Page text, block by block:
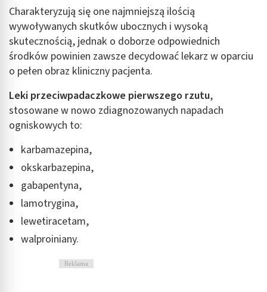
Charakteryzują się one najmniejszą ilością
wywoływanych skutków ubocznych i wysoką
skutecznością, jednak o doborze odpowiednich
środków powinien zawsze decydować lekarz w oparciu
o pełen obraz kliniczny pacjenta.
Leki przeciwpadaczkowe pierwszego rzutu,
stosowane w nowo zdiagnozowanych napadach
ogniskowych to:
karbamazepina,
okskarbazepina,
gabapentyna,
lamotrygina,
lewetiracetam,
walproiniany.
Reklama